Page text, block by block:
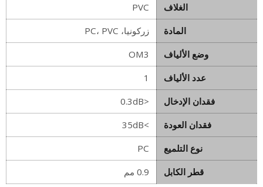
الغلاف
PVC
المادة
زركونيا، PC، PVC
وضع الألياف
OM3
عدد الألياف
1
فقدان الإدخال
<0.3dB
فقدان العودة
>35dB
نوع التلميع
PC
قطر الكابل
0.9 مم